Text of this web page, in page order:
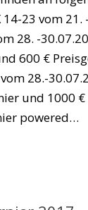
23 vom 21.
28. -
600 €
28.-
und 1000
powered…